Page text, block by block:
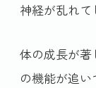
神経が乱れて
体の成長が
の機能が追